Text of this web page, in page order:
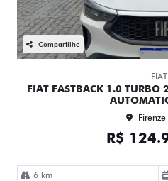
Compartilhe
FIAT
FIAT FASTBACK 1.0 TURBO
R$
6 km